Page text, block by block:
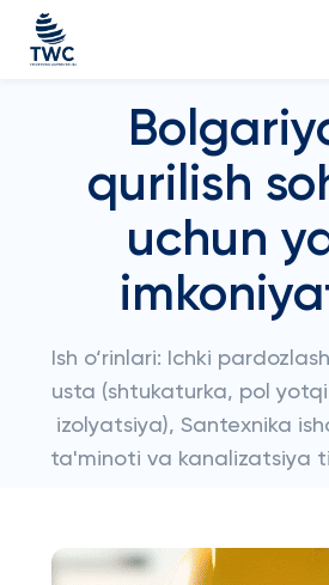
qurilish
uchun
Ish o‘rinlari: Ichki
usta (shtukaturka, pol
izolyatsiya), Santexnika
ta'minoti va kanalizatsiya